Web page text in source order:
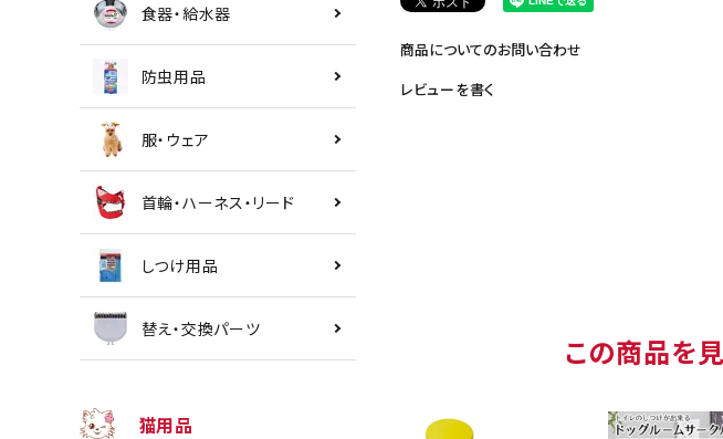
食器・給水器
防虫用品
服・ウェア
首輪・ハーネス・リード
しつけ用品
替え・交換パーツ
猫用品
商品についてのお問い合わせ
レビューを書く
この商品を